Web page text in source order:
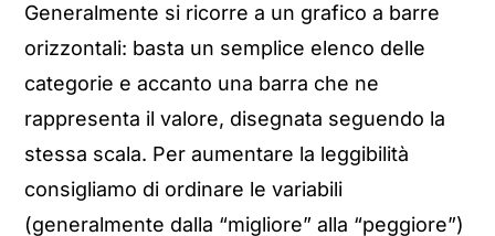
Generalmente si ricorre a un grafico a barre
orizzontali: basta un semplice elenco delle
categorie e accanto una barra che ne
rappresenta il valore, disegnata seguendo la
stessa scala. Per aumentare la leggibilità
consigliamo di ordinare le variabili
(generalmente dalla “migliore” alla “peggiore”)